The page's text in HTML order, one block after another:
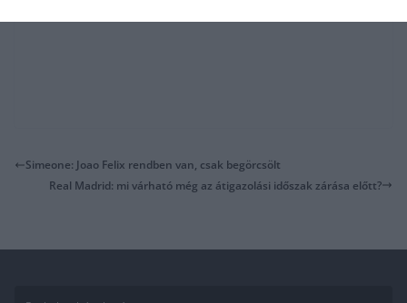
Simeone: Joao Felix rendben van, csak begörcsölt
Real Madrid: mi várható még az átigazolási időszak zárása előtt?